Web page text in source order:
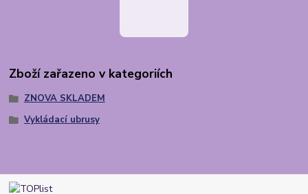
Zboží zařazeno v kategoriích
ZNOVA SKLADEM
Vykládací ubrusy